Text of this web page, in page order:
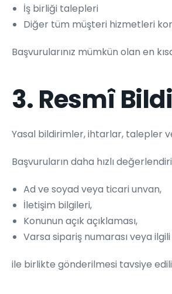
İş birliği talepleri
Diğer tüm müşteri hizmetleri
Başvurularınız mümkün olan en
3. Resmî
Yasal bildirimler, ihtarlar, talepler
Başvuruların daha hızlı
Ad ve soyad veya ticari unvan,
İletişim bilgileri,
Konunun açık açıklaması,
Varsa sipariş numarası veya
ile birlikte gönderilmesi tavsiye